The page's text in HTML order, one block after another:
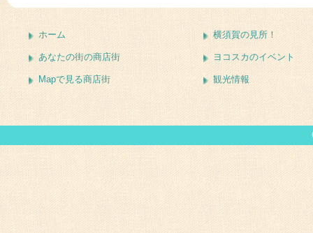
ホーム
あなたの街の商店街
Mapで見る商店街
横須賀の見所！
ヨコスカのイベント
観光情報